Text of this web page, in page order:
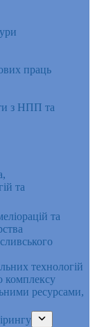
праць
з НПП та
та
та
технологій
комплексу
ресурсами,